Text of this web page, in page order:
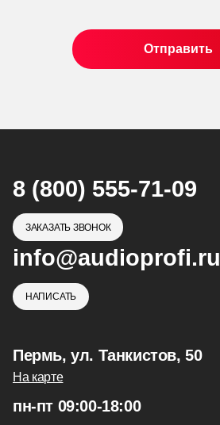
8 (800) 555-71-09
ЗАКАЗАТЬ ЗВОНОК
info@audioprofi.ru
НАПИСАТЬ
Пермь, ул. Танкистов, 50
На карте
пн-пт 09:00-18:00